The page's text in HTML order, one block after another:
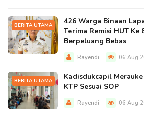
BERITA UTAMA
426 Warga Binaan
Terima Remisi HUT Ke
Berpeluang Bebas
Rayendi 06 Aug
BERITA UTAMA
Kadisdukcapil
KTP Sesuai SOP
Rayendi 06 Aug